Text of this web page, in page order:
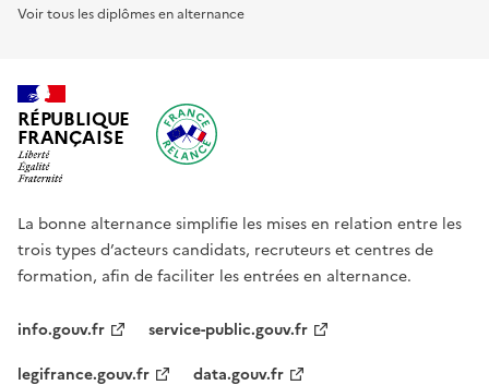
Voir tous les diplômes en alternance
RÉPUBLIQUE
FRANÇAISE
La bonne alternance simplifie les mises en relation entre les
trois types d’acteurs candidats, recruteurs et centres de
formation, afin de faciliter les entrées en alternance.
info.gouv.fr service-public.gouv.fr
legifrance.gouv.fr data.gouv.fr